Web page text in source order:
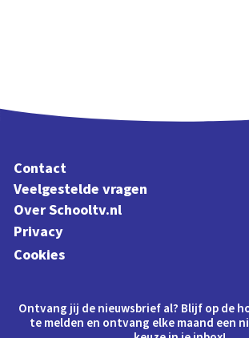
Contact
Veelgestelde vragen
Over Schooltv.nl
Privacy
Cookies
Ontvang jij de nieuwsbrief al? Blijf op de
te melden en ontvang elke maand een